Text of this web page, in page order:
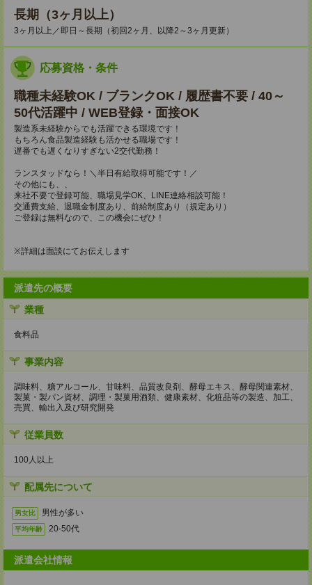
長期（3ヶ月以上）
3ヶ月以上／即日～長期（初回2ヶ月、以降2～3ヶ月更新）
応募資格・条件
職種未経験OK / ブランクOK / 履歴書不要 / 40～
50代活躍中 / WEB登録・面接OK
製造系未経験からでも活躍できる環境です！
もちろん食品製造経験も活かせる職場です！
遅番でも遅くなりすぎない2交代勤務！
ランスタッドなら！＼半日有給取得可能です！／
その他にも、、
来社不要で登録可能、職場見学OK、LINE連絡相談可能！
交通費支給、退職金制度あり、前給制度あり（規定あり）
ご登録は無料なので、この機会にぜひ！
※詳細は面談にてお伝えします
派遣先の概要
業種
食料品
事業内容
調味料、糖アルコール、甘味料、品質改良剤、酵母エキス、酵母関連素材、
製菓・製パン資材、調理・製菓用酒類、健康素材、化粧品等の製造、加工、
売買、輸出入及び研究開発
従業員数
100人以上
配属先について
男女比 男性が多い
平均年齢 20-50代
派遣会社情報